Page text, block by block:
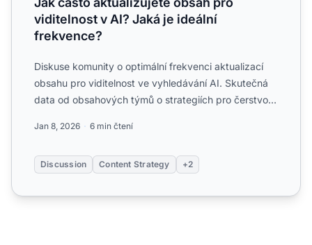
viditelnost v AI? Jaká je ideální
frekvence?
Diskuse komunity o optimální frekvenci aktualizací
obsahu pro viditelnost ve vyhledávání AI. Skutečná
data od obsahových týmů o strategiích pro čerstvost
Jan 8, 2026 6 min čtení
Discussion Content Strategy +2